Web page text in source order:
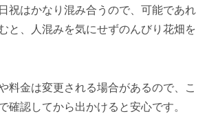
祝はかなり混み合うので、可能であれ
と、人混みを気にせずのんびり花畑を
料金は変更される場合があるので、こ
確認してから出かけると安心です。